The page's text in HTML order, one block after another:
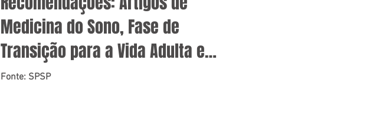
Medicina do Sono, Fase de
Transição para a Vida Adulta e
Reumatologia
Fonte: SPSP